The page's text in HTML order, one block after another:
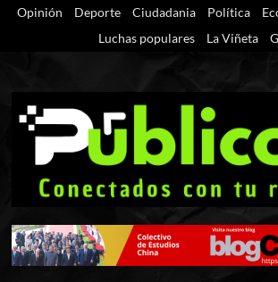
SaltarOpinión Deporte Ciudadania Política
Luchas populares
La Viñeta